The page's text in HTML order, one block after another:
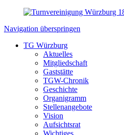
Navigation überspringen
TG Würzburg
Aktuelles
Mitgliedschaft
Gaststätte
TGW-Chronik
Geschichte
Organigramm
Stellenangebote
Vision
Aufsichtsrat
Wichtiges